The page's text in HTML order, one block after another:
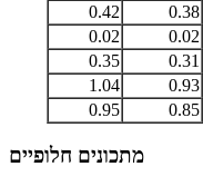
0.38
0.42
0.02
0.02
0.31
0.35
0.93
1.04
0.85
0.95
מתכונים חלופיים